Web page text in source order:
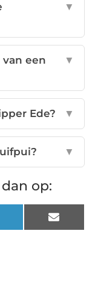
▼
een
▼
Ede? ▼
▼
op:
Email